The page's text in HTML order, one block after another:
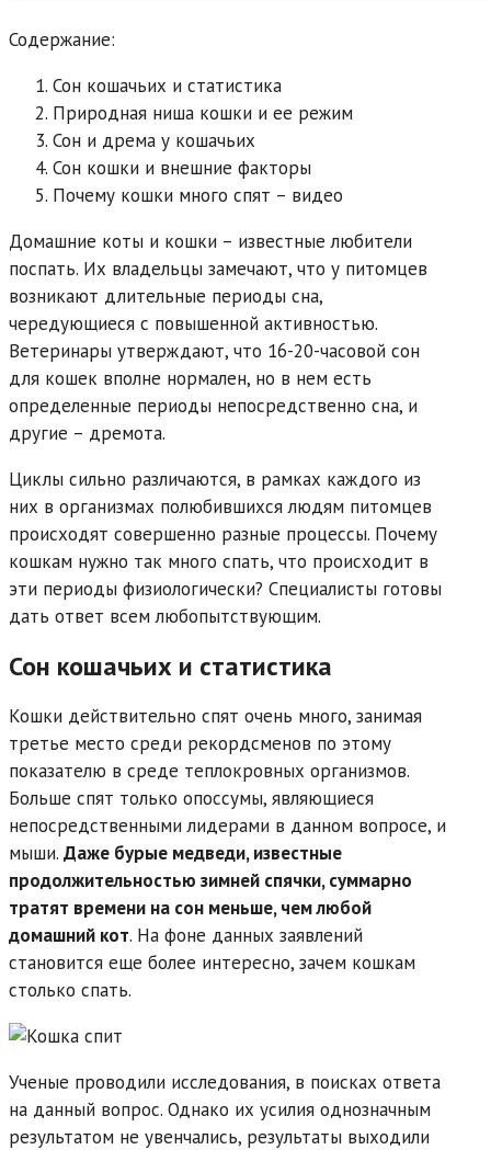
Содержание:
Сон кошачьих и статистика
Природная ниша кошки и ее режим
Сон и дрема у кошачьих
Сон кошки и внешние факторы
Почему кошки много спят – видео
Домашние коты и кошки – известные любители
поспать. Их владельцы замечают, что у питомцев
возникают длительные периоды сна,
чередующиеся с повышенной активностью.
Ветеринары утверждают, что 16-20-часовой сон
для кошек вполне нормален, но в нем есть
определенные периоды непосредственно сна, и
другие – дремота.
Циклы сильно различаются, в рамках каждого из
них в организмах полюбившихся людям питомцев
происходят совершенно разные процессы. Почему
кошкам нужно так много спать, что происходит в
эти периоды физиологически? Специалисты готовы
дать ответ всем любопытствующим.
Сон кошачьих и статистика
Кошки действительно спят очень много, занимая
третье место среди рекордсменов по этому
показателю в среде теплокровных организмов.
Больше спят только опоссумы, являющиеся
непосредственными лидерами в данном вопросе, и
мыши. Даже бурые медведи, известные
продолжительностью зимней спячки, суммарно
тратят времени на сон меньше, чем любой
домашний кот. На фоне данных заявлений
становится еще более интересно, зачем кошкам
столько спать.
Ученые проводили исследования, в поисках ответа
на данный вопрос. Однако их усилия однозначным
результатом не увенчались, результаты выходили